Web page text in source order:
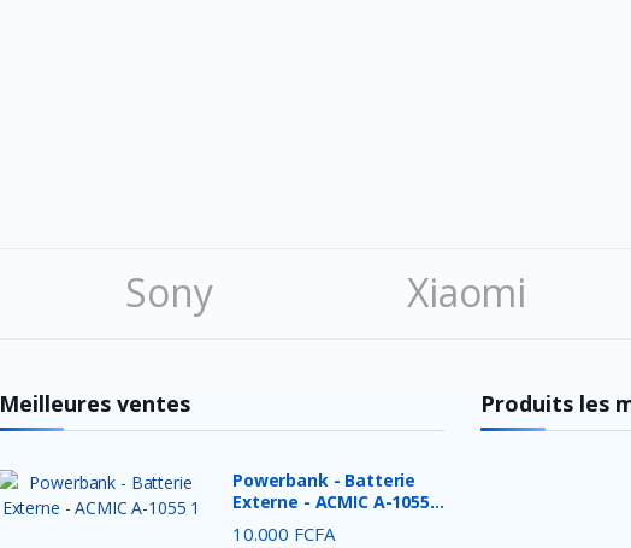
Sony
Xiaomi
Meilleures ventes
Powerbank - Batterie
Externe - ACMIC A-1055
1...
10.000 FCFA
Produits les